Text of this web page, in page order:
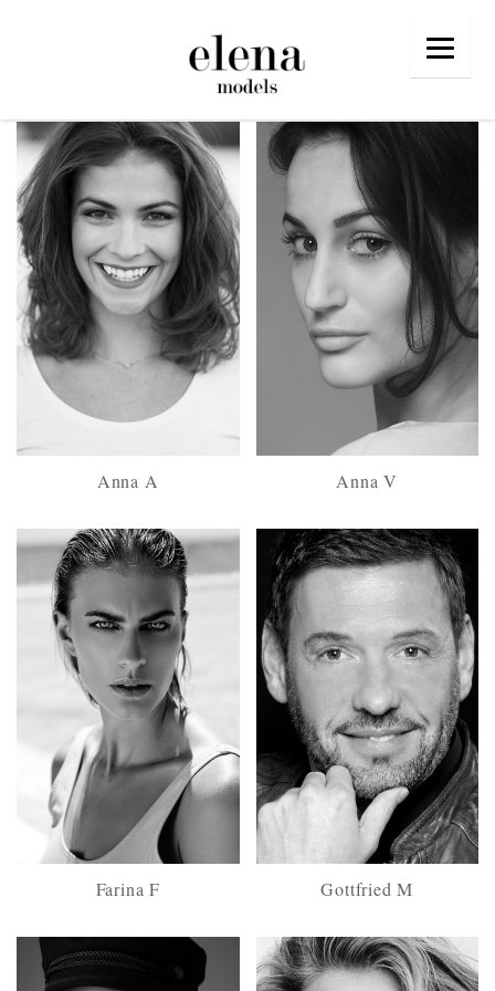
Anna A Anna V
Farina F Gottfried M